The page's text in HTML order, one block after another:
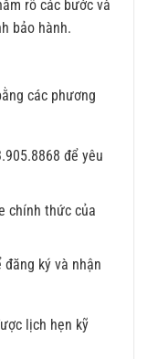
rõ các bước và
bảo hành.
các phương
để yêu
chính thức của
ký và nhận
lịch hẹn kỹ